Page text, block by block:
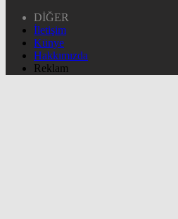
DİĞER
İletişim
Künye
Hakkımızda
Reklam